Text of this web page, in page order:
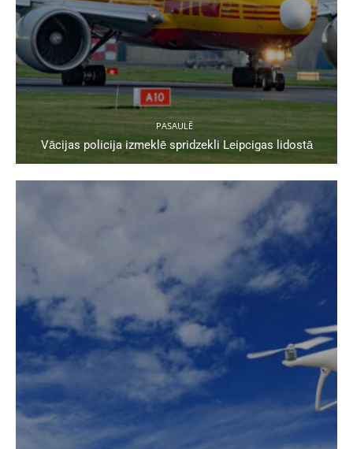
PASAULĒ
Vācijas policija izmeklē spridzekli Leipcigas lidostā